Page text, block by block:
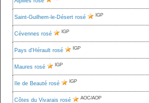
Saint-Guilhem-le-Désert rosé IGP
Cévennes rosé IGP
Pays d'Hérault rosé IGP
Maures rosé IGP
Ile de Beauté rosé IGP
Côtes du Vivarais rosé AOC/AOP